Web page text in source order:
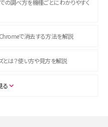
の調べ方を機種ごとにわかりやすく
で消去する方法を解説
とは？使い方や見方を解説
しみ方を解説
る